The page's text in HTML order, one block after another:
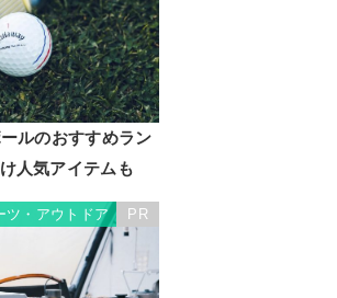
ルのおすすめラン
人気アイテムも
ツ・アウトドア PR